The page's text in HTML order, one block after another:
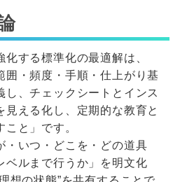
する標準化の最適解は、
囲・頻度・手順・仕上がり基
し、チェックシートとインス
える化し、定期的な教育と
と」です。
・いつ・どこを・どの道具
ベルまで行うか」を明文化